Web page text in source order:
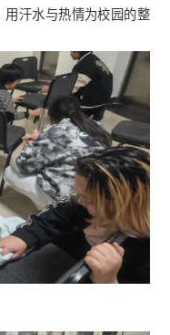
用汗水与热情为校园的整